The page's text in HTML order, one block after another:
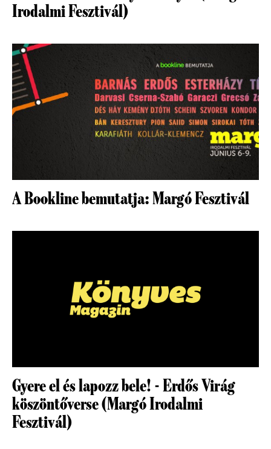
Irodalmi Fesztivál)
A Bookline bemutatja: Margó Fesztivál
Gyere el és lapozz bele! - Erdős Virág
köszöntőverse (Margó Irodalmi
Fesztivál)